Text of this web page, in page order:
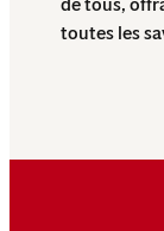
de tous,
toutes les